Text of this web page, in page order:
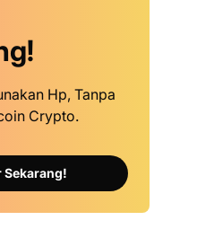
Hp, Tanpa
Crypto.
Sekarang!